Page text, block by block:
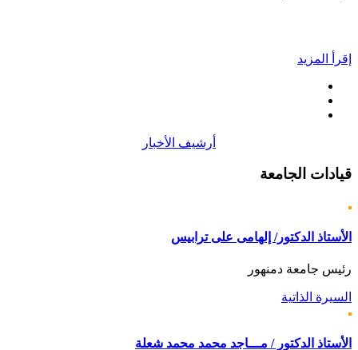
إقرأ المزيد
أرشيف الأخبار
قيادات الجامعة
الأستاذ الدكتور/ إلهامى على ترابيس
رئيس جامعة دمنهور
السيرة الذاتية
الأستاذ الدكتور / مـــاجد محمد محمد شعلة